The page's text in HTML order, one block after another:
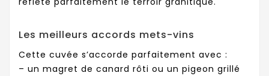
Les meilleurs accords mets-vins
Cette cuvée s’accorde parfaitement avec :
– un magret de canard rôti ou un pigeon grillé